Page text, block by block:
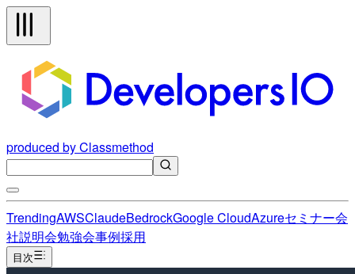
produced by Classmethod
TrendingAWSClaudeBedrockGoogle CloudAzureセミナー会
社説明会勉強会事例採用
目次